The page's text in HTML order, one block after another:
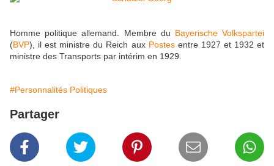
Homme politique allemand. Membre du Bayerische Volkspartei
(BVP) , il est ministre du Reich aux Postesentre 1927 et 1932 et
ministre des Transports par intérim en 1929.
#Personnalités Politiques
Partager